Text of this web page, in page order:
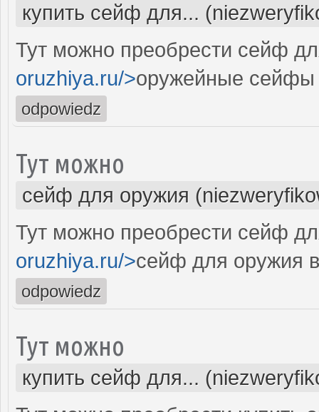
купить сейф для...
Тут можно преобрести сейф
oruzhiya.ru/>оружейные сейфы
odpowiedz
Тут можно
сейф для оружия
Тут можно преобрести сейф
oruzhiya.ru/>сейф для оружия
odpowiedz
Тут можно
купить сейф для...